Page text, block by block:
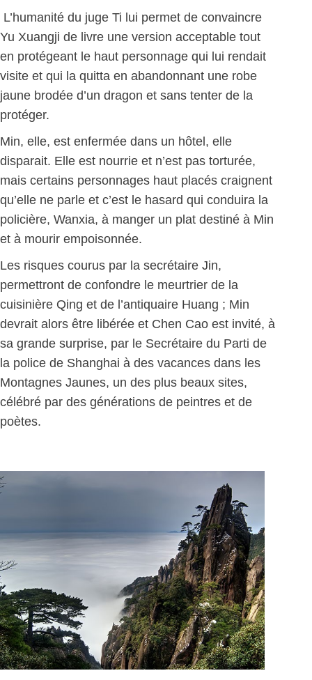
L’humanité du juge Ti lui permet de convaincre
Yu Xuangji de livre une version acceptable tout
en protégeant le haut personnage qui lui rendait
visite et qui la quitta en abandonnant une robe
jaune brodée d’un dragon et sans tenter de la
protéger.
Min, elle, est enfermée dans un hôtel, elle
disparait. Elle est nourrie et n’est pas torturée,
mais certains personnages haut placés craignent
qu’elle ne parle et c’est le hasard qui conduira la
policière, Wanxia, à manger un plat destiné à Min
et à mourir empoisonnée.
Les risques courus par la secrétaire Jin,
permettront de confondre le meurtrier de la
cuisinière Qing et de l’antiquaire Huang ; Min
devrait alors être libérée et Chen Cao est invité, à
sa grande surprise, par le Secrétaire du Parti de
la police de Shanghai à des vacances dans les
Montagnes Jaunes, un des plus beaux sites,
célébré par des générations de peintres et de
poètes.